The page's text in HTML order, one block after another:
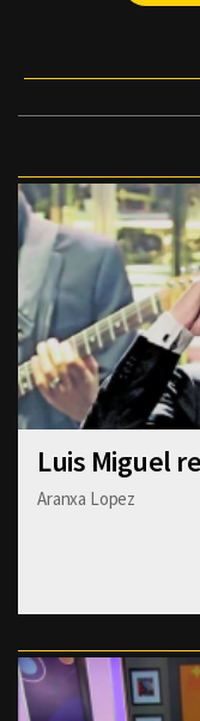
Luis Miguel
Aranxa Lopez